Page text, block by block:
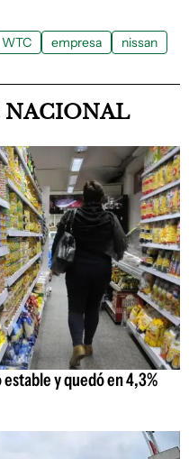
WTC empresa nissan
NACIONAL
y quedó en 4,3%